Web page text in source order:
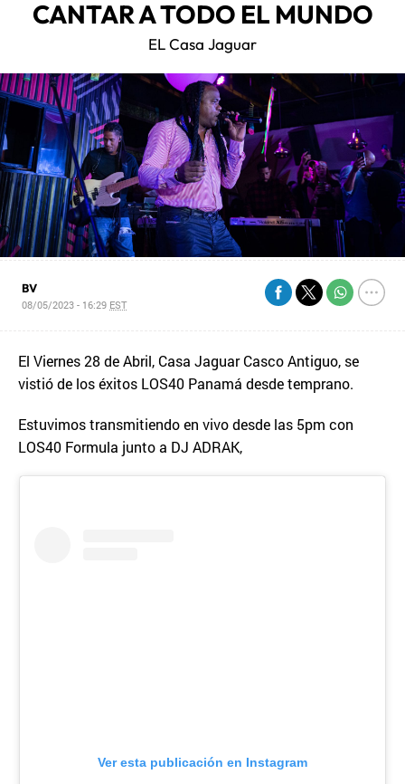
CANTAR A TODO EL MUNDO
EL Casa Jaguar
BV
08/05/2023 - 16:29 EST
El Viernes 28 de Abril, Casa Jaguar Casco Antiguo, se
vistió de los éxitos LOS40 Panamá desde temprano.
Estuvimos transmitiendo en vivo desde las 5pm con
LOS40 Formula junto a DJ ADRAK,
Ver esta publicación en Instagram